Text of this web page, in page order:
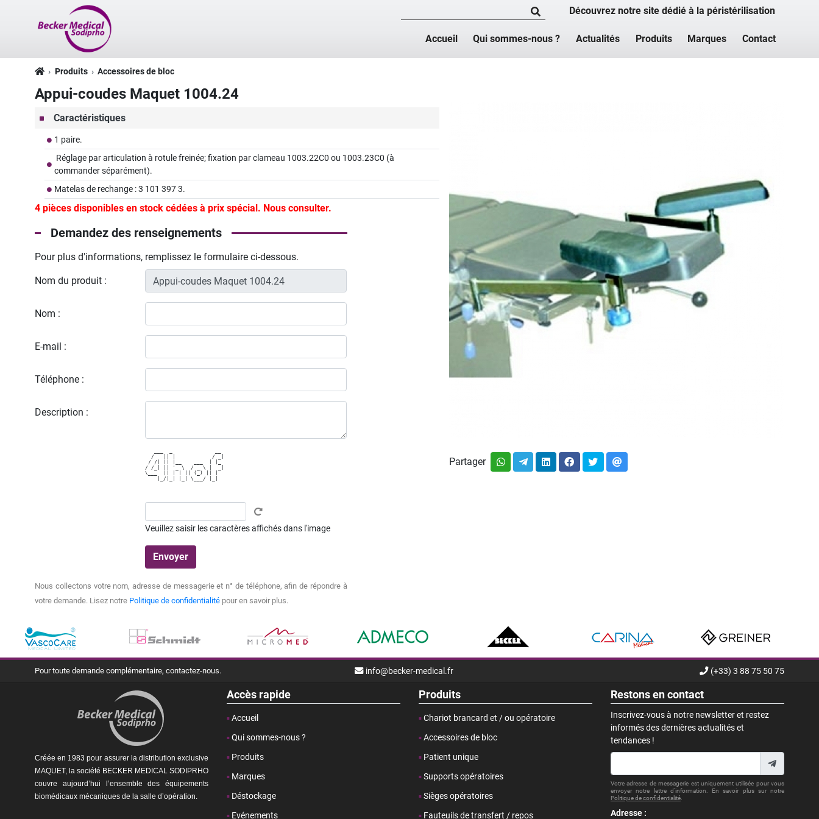
Découvrez notre site dédié à la péristérilisation
Accueil Qui sommes-nous ? Actualités Produits Marques Contact
Produits Accessoires de bloc
Appui-coudes Maquet 1004.24
Partager
Caractéristiques
1 paire.
Réglage par articulation à rotule freinée; fixation par clameau 1003.22C0 ou 1003.23C0 (à
commander séparément).
Matelas de rechange : 3 101 397 3.
4 pièces disponibles en stock cédées à prix spécial. Nous consulter.
Demandez des renseignements
Pour plus d'informations, remplissez le formulaire ci-dessous.
Nom du produit :
Nom :
E-mail :
Téléphone :
Description :
  /   || |            / _|
/ /| || |__    ___  | |_
/ /_| || '_ \  / _ \ |  _|
\___  || | | || (_) || |
    |_/|_| |_| \___/ |_|
Veuillez saisir les caractères affichés dans l'image
Nous collectons votre nom, adresse de messagerie et n° de téléphone, afin de répondre à
votre demande. Lisez notre Politique de confidentialité pour en savoir plus.
Pour toute demande complémentaire, contactez-nous. info@becker-medical.fr (+33) 3 88 75 50 75
Créée en 1983 pour assurer la distribution exclusive
MAQUET, la société BECKER MEDICAL SODIPRHO
couvre aujourd’hui l’ensemble des équipements
biomédicaux mécaniques de la salle d’opération.
Accès rapide
Accueil
Qui sommes-nous ?
Produits
Marques
Déstockage
Evénements
Produits
Chariot brancard et / ou opératoire
Accessoires de bloc
Patient unique
Supports opératoires
Sièges opératoires
Fauteuils de transfert / repos
Restons en contact
Inscrivez-vous à notre newsletter et restez
informés des dernières actualités et
tendances !
Votre adresse de messagerie est uniquement utilisée pour vous
envoyer notre lettre d'information. En savoir plus sur notre
Politique de confidentialité
Adresse :